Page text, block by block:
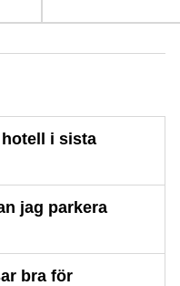
i sista
jag parkera
bra för